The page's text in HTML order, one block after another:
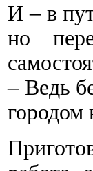
И – в
но
– Ведь
городом